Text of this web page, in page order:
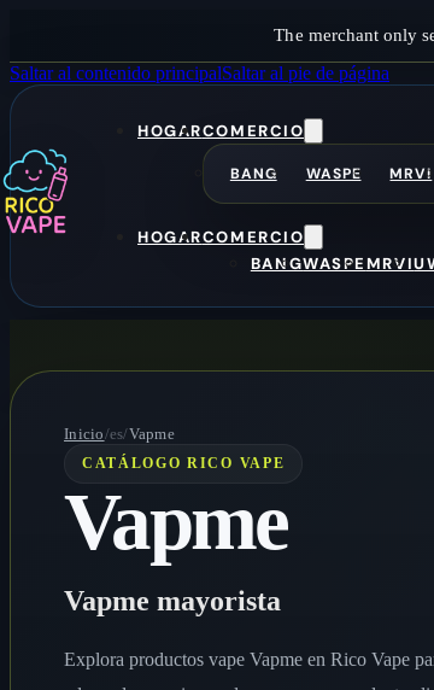
The merchant only
Saltar al contenido principalSaltar al pie de página
HOGARCOMERCIO
BANG WASPE MRVI
HOGARCOMERCIO
BANGWASPEMRVI
Inicio/es/Vapme
CATÁLOGO RICO VAPE
Vapme
Vapme mayorista
Explora productos vape Vapme en Rico Vape